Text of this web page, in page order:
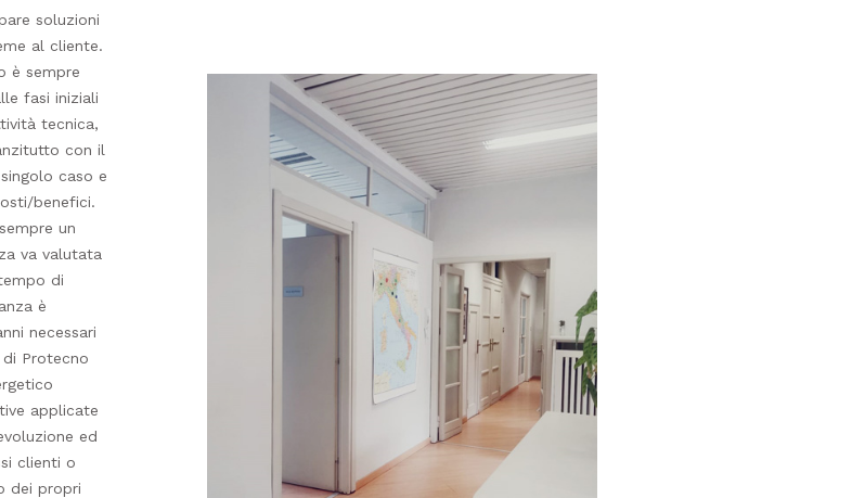
soluzioni
al cliente.
è sempre
fasi iniziali
tecnica,
con il
caso e
benefici.
un
va valutata
di
è
necessari
Protecno
applicate
ed
clienti o
dei propri